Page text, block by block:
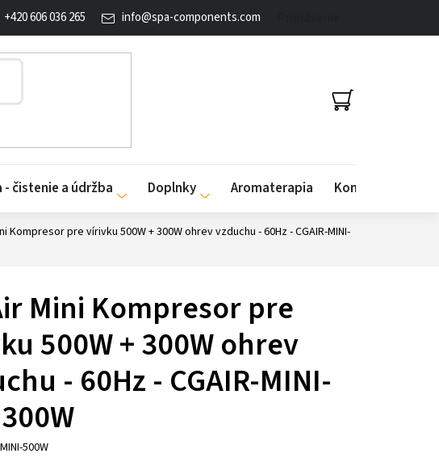
info@spa-components.com
+420 606 036 265
NÁKUPNÝ
KOŠÍK
- čistenie a údržba Doplnky Aromaterapia Kontakty
Kompresor pre vírivku 500W + 300W ohrev vzduchu - 60Hz - CGAIR-MINI-
Mini Kompresor pre
500W + 300W ohrev
- 60Hz - CGAIR-MINI-
500W